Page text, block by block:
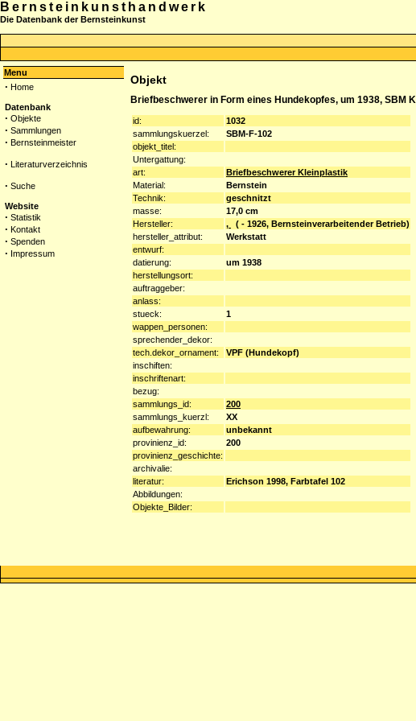
Bernsteinkunsthandwerk
Die Datenbank der Bernsteinkunst
Menu
· Home
Datenbank
· Objekte
· Sammlungen
· Bernsteinmeister
· Literaturverzeichnis
· Suche
Website
· Statistik
· Kontakt
· Spenden
· Impressum
Objekt
Briefbeschwerer in Form eines Hundekopfes, um 1938, SBM
id:
1032
sammlungskuerzel:
SBM-F-102
objekt_titel:
Untergattung:
art:
Briefbeschwerer Kleinplastik
Material:
Bernstein
Technik:
geschnitzt
masse:
17,0 cm
Hersteller:
,
( - 1926, Bernsteinverarbeitender Betrieb)
hersteller_attribut:
Werkstatt
entwurf:
datierung:
um 1938
herstellungsort:
auftraggeber:
anlass:
stueck:
1
wappen_personen:
sprechender_dekor:
tech.dekor_ornament:
VPF (Hundekopf)
inschiften:
inschriftenart:
bezug:
sammlungs_id:
200
sammlungs_kuerzl:
XX
aufbewahrung:
unbekannt
provinienz_id:
200
provinienz_geschichte:
archivalie:
literatur:
Erichson 1998, Farbtafel 102
Abbildungen:
Objekte_Bilder: